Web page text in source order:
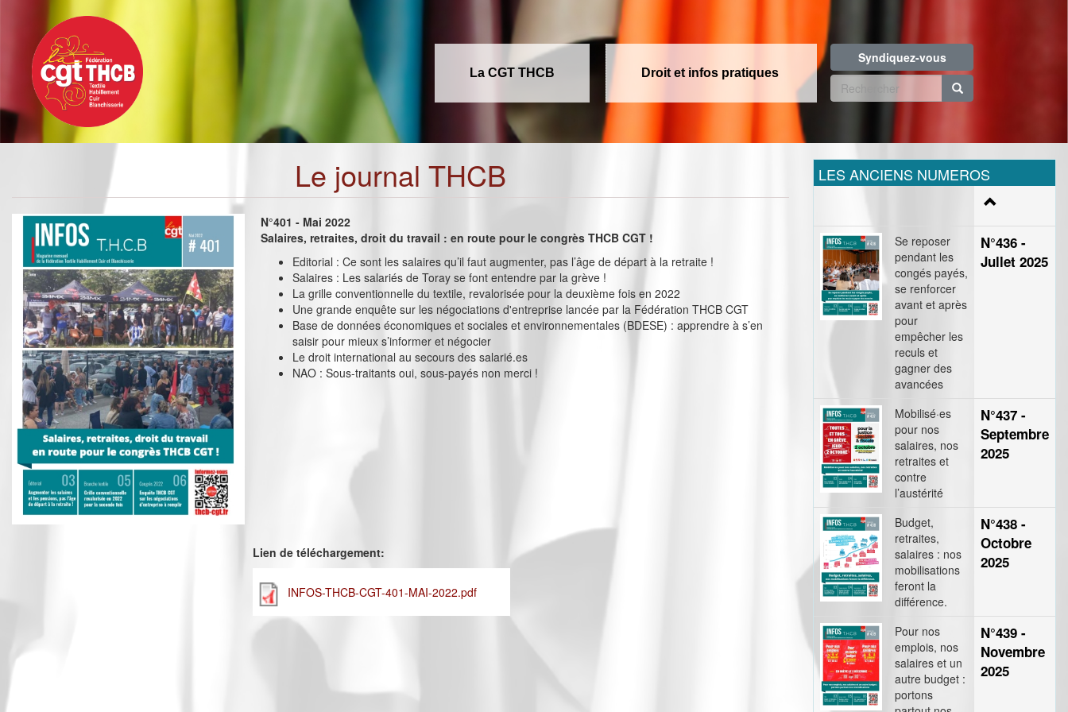
contenu
principal
La CGT THCB Droit et infos pratiques
Syndiquez-vous
Formulaire
recherche
Le journal THCB
N°401 - Mai 2022
Salaires, retraites, droit du travail : en route pour le congrès THCB CGT !
Editorial : Ce sont les salaires qu’il faut augmenter, pas l’âge de départ à la retraite !
Salaires : Les salariés de Toray se font entendre par la grève !
La grille conventionnelle du textile, revalorisée pour la deuxième fois en 2022
Une grande enquête sur les négociations d'entreprise lancée par la Fédération THCB CGT
Base de données économiques et sociales et environnementales (BDESE) : apprendre à s’en
saisir pour mieux s’informer et négocier
Le droit international au secours des salarié.es
NAO : Sous-traitants oui, sous-payés non merci !
Lien de téléchargement:
INFOS-THCB-CGT-401-MAI-2022.pdf
LES ANCIENS NUMEROS
Se reposer
pendant les
congés payés,
se renforcer
avant et après
pour
empêcher les
reculs et
gagner des
avancées
N°436 -
Jullet 2025
Mobilisé·es
pour nos
salaires, nos
retraites et
contre
l’austérité
N°437 -
Septembre
2025
Budget,
retraites,
salaires : nos
mobilisations
feront la
différence.
N°438 -
Octobre
2025
Pour nos
emplois, nos
salaires et un
autre budget :
portons
N°439 -
Novembre
2025